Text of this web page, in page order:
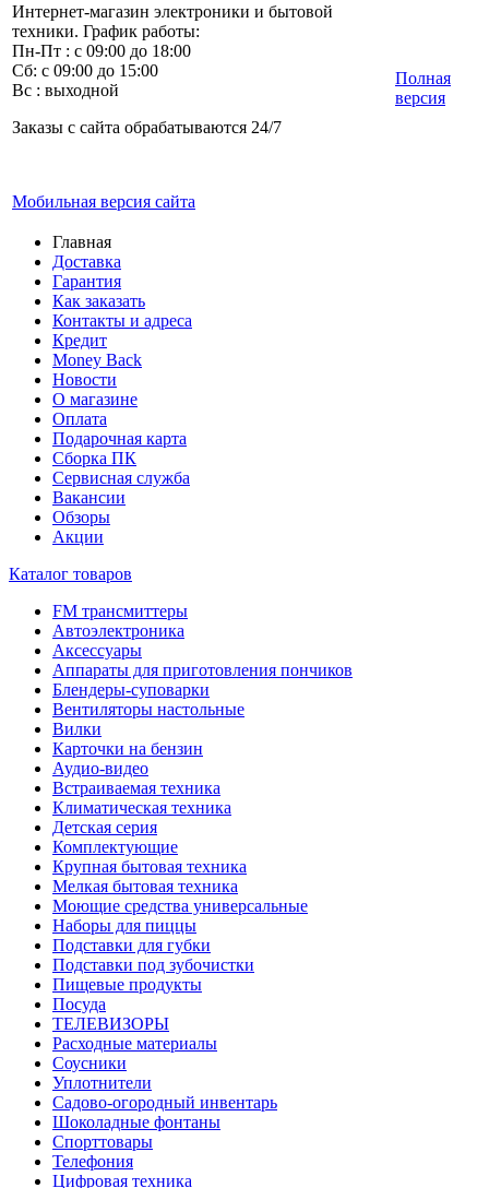
Интернет-магазин электроники и бытовой
техники. График работы:
Пн-Пт : с 09:00 до 18:00
Сб: с 09:00 до 15:00
Вс : выходной
Заказы с сайта обрабатываются 24/7
Мобильная версия сайта
Полная
версия
Главная
Доставка
Гарантия
Как заказать
Контакты и адреса
Кредит
Money Back
Новости
О магазине
Оплата
Подарочная карта
Сборка ПК
Сервисная служба
Вакансии
Обзоры
Акции
Каталог товаров
FM трансмиттеры
Автоэлектроника
Аксессуары
Аппараты для приготовления пончиков
Блендеры-суповарки
Вентиляторы настольные
Вилки
Карточки на бензин
Аудио-видео
Встраиваемая техника
Климатическая техника
Детская серия
Комплектующие
Крупная бытовая техника
Мелкая бытовая техника
Моющие средства универсальные
Наборы для пиццы
Подставки для губки
Подставки под зубочистки
Пищевые продукты
Посуда
ТЕЛЕВИЗОРЫ
Расходные материалы
Соусники
Уплотнители
Садово-огородный инвентарь
Шоколадные фонтаны
Спорттовары
Телефония
Цифровая техника